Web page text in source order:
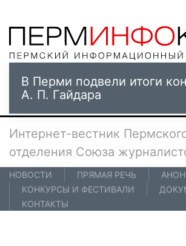
В Перми подвели итоги
А. П. Гайдара
Интернет-вестник
отделения Союза
НОВОСТИ ПРЯМАЯ РЕЧЬ
КОНКУРСЫ И ФЕСТИВАЛИ
КОНТАКТЫ